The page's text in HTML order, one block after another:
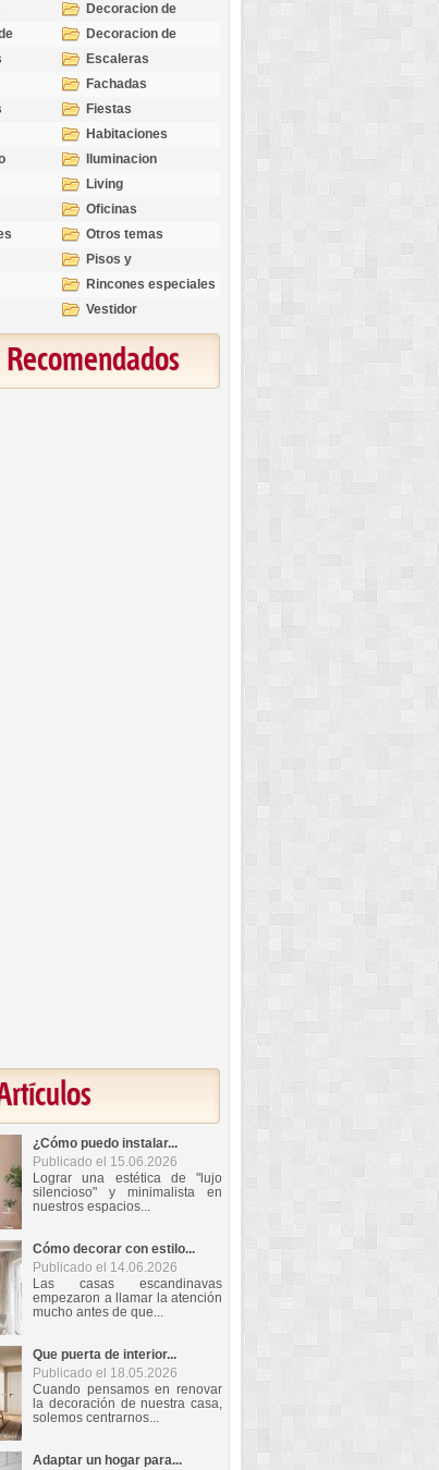
Decoracion de
Exteriores
Decoracion de
Ocasiones
Escaleras
Fachadas
Fiestas
Habitaciones
Iluminacion
Living
Oficinas
Otros temas
Pisos y
revestimientos
Rincones especiales
Vestidor
¿Cómo puedo instalar...
Publicado el 15.06.2026
Lograr una estética de "lujo
silencioso" y minimalista en
nuestros espacios...
Cómo decorar con estilo...
Publicado el 14.06.2026
Las casas escandinavas
empezaron a llamar la atención
mucho antes de que...
Que puerta de interior...
Publicado el 18.05.2026
Cuando pensamos en renovar
la decoración de nuestra casa,
solemos centrarnos...
Adaptar un hogar para...